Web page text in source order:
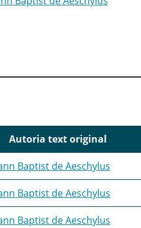
Autoria text original
Baptist de Aeschylus
Baptist de Aeschylus
Baptist de Aeschylus